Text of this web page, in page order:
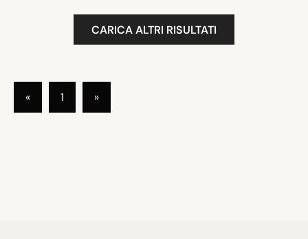
CARICA ALTRI RISULTATI
« 1 »